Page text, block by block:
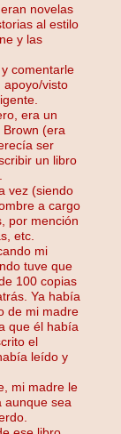
novelas
al estilo
y las
comentarle
apoyo/visto
era un
(era
ser
un libro
vez (siendo
a cargo
por mención
etc.
mi
tuve que
100 copias
Ya había
de mi madre
que él había
el
leído y
mi madre le
aunque sea